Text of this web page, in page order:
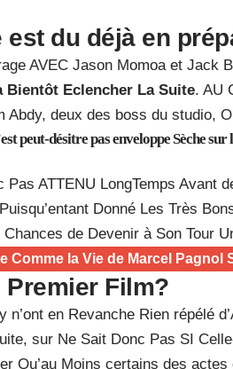
est du déjà en
AVEC Jason Momoa et Jack
Bientôt Eclencher La Suite. AU
Abdy, deux des boss du studio,
peut-désitre pas enveloppe Sèche
Pas ATTENU LongTemps Avant
Donné Les Très
de Devenir à Son Tour
Comme la Vie de Marcel Pagnol
Premier Film?
n’ont en Revanche Rien répélé
sur Ne Sait Donc Pas SI
Qu’au Moins certains des